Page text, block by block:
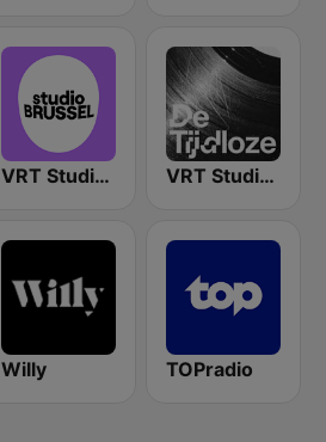
VRT Studio Brussel VRT Studio Brussel - De Tijdloze
Willy TOPradio